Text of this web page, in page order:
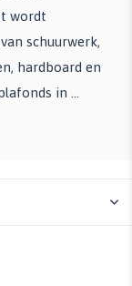
wordt
schuurwerk,
hardboard en
in ...